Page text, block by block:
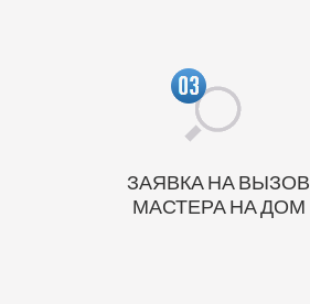
ЗАЯВКА НА ВЫЗОВ
МАСТЕРА НА ДОМ